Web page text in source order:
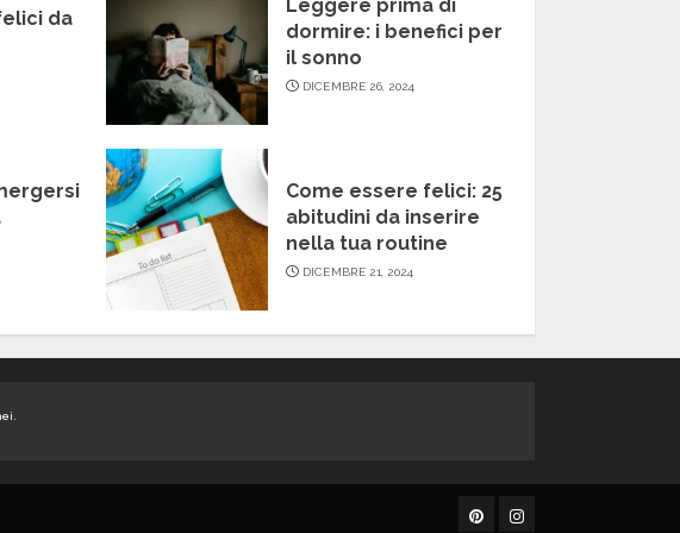
da
Leggere prima di
dormire: i benefici per
il sonno
DICEMBRE 26, 2024
Come essere felici: 25
abitudini da inserire
nella tua routine
DICEMBRE 21, 2024
PinterestInstagram